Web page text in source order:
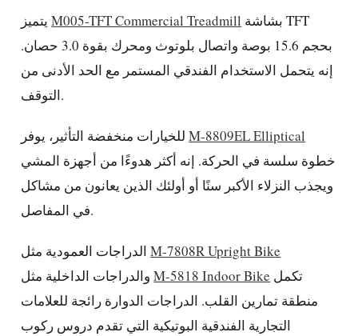
يتميزM005-TFT Commercial Treadmill
بحجم 15.6 بوصة واتصال بلوتوث ومحرك بقوة 3.0 حصان.
إنه يتحمل الاستخدام الفندقي المستمر مع الحد الأدنى من
التوقف.
للخيارات منخفضة التأثير، يوفرM-8809EL Elliptical
خطوة سلسة في الحركة. إنه أكثر هدوءًا من أجهزة المشي
ويجذب النزلاء الأكبر سنًا أو أولئك الذين يعانون من مشاكل
في المفاصل.
الدراجات العمودية مثلM-7808R Upright Bike
والدراجات الداخلية مثلM-5818 Indoor Bike
منطقة تمارين القلب. الدراجات الدوارة رائجة للعلامات
التجارية الفندقية البوتيكية التي تقدم دروس ركوب